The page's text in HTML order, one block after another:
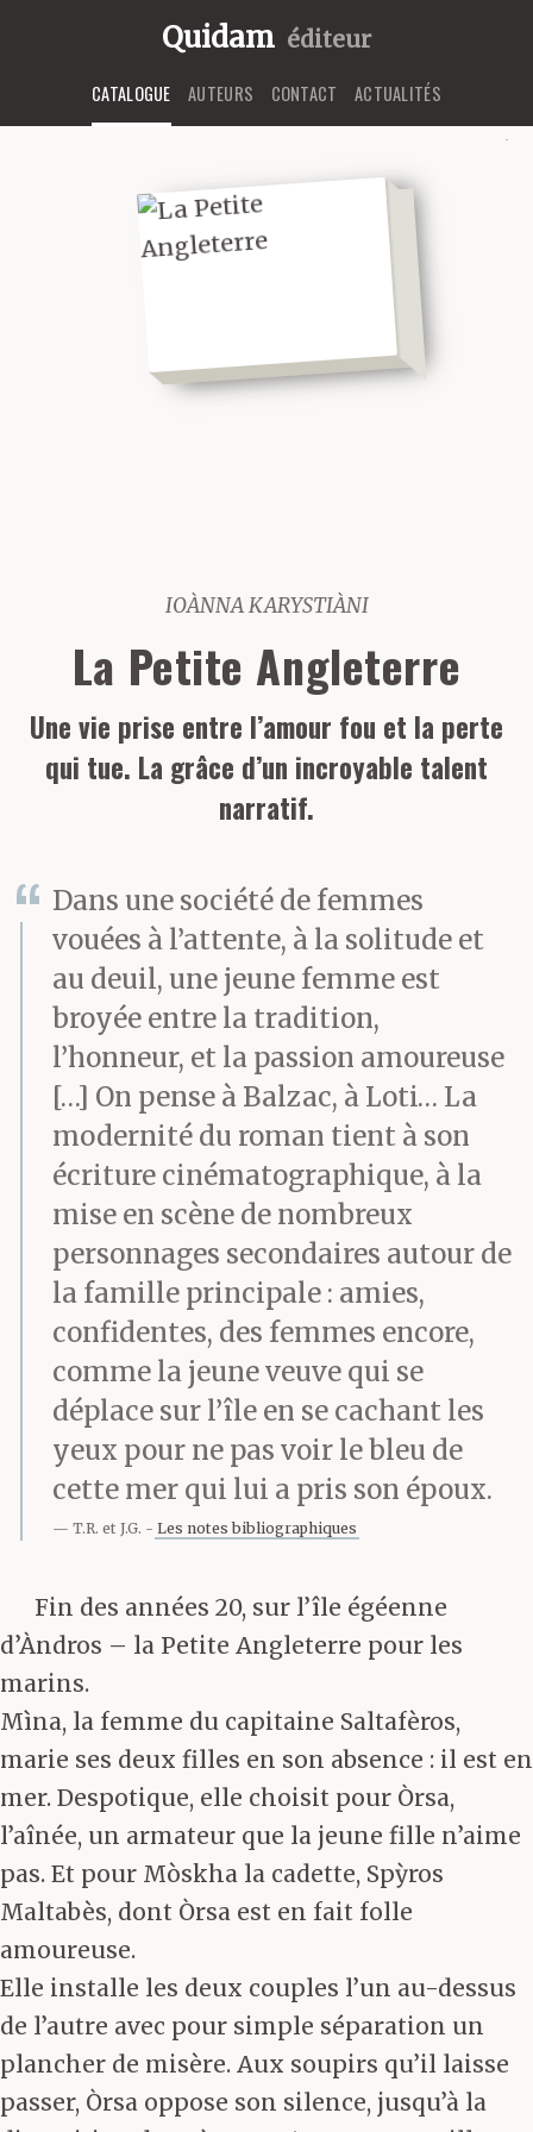
Quidam éditeur
CATALOGUE AUTEURS CONTACT ACTUALITÉS
IOÀNNA KARYSTIÀNI
La Petite Angleterre
Une vie prise entre l’amour fou et la perte
qui tue. La grâce d’un incroyable talent
narratif.
Dans une société de femmes
vouées à l’attente, à la solitude et
au deuil, une jeune femme est
broyée entre la tradition,
l’honneur, et la passion amoureuse
[…] On pense à Balzac, à Loti… La
modernité du roman tient à son
écriture cinématographique, à la
mise en scène de nombreux
personnages secondaires autour de
la famille principale : amies,
confidentes, des femmes encore,
comme la jeune veuve qui se
déplace sur l’île en se cachant les
yeux pour ne pas voir le bleu de
cette mer qui lui a pris son époux.
T.R. et J.G. Les notes bibliographiques
Fin des années 20, sur l’île égéenne
d’Àndros – la Petite Angleterre pour les
marins.
Mìna, la femme du capitaine Saltafèros,
marie ses deux filles en son absence : il est en
mer. Despotique, elle choisit pour Òrsa,
l’aînée, un armateur que la jeune fille n’aime
pas. Et pour Mòskha la cadette, Spỳros
Maltabès, dont Òrsa est en fait folle
amoureuse.
Elle installe les deux couples l’un au-dessus
de l’autre avec pour simple séparation un
plancher de misère. Aux soupirs qu’il laisse
passer, Òrsa oppose son silence, jusqu’à la